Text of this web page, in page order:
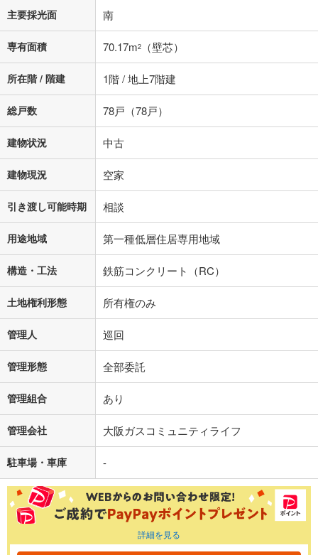
主要採光面 南
専有面積 70.17m2 （壁芯）
所在階 / 階建 1階 / 地上7階建
総戸数 78戸（78戸）
建物状況 中古
建物現況 空家
引き渡し可能時期 相談
用途地域 第一種低層住居専用地域
構造・工法 鉄筋コンクリート（RC）
土地権利形態 所有権のみ
管理人 巡回
管理形態 全部委託
管理組合 あり
管理会社 大阪ガスコミュニティライフ
駐車場・車庫 -
詳細を見る